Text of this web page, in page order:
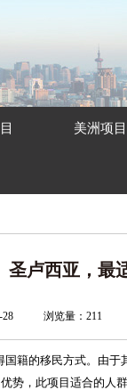
美洲项目
圣卢西亚，最
28 浏览量： 211
籍的移民方式。由
势，此项目适合的人